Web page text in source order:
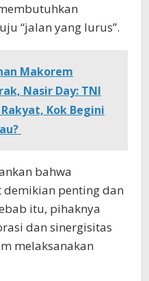
“jalan yang lurus”.
Makorem
Nasir Day: TNI
Kok Begini
bahwa
demikian penting dan
itu, pihaknya
dan sinergisitas
melaksanakan